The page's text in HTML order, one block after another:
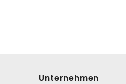
Unternehmen